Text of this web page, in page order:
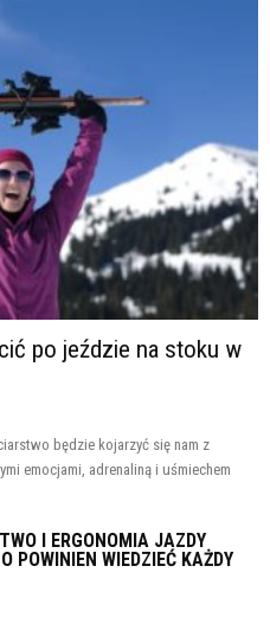
po jeździe na stoku w
będzie kojarzyć się nam z
emocjami, adrenaliną i uśmiechem
I ERGONOMIA JAZDY
POWINIEN WIEDZIEĆ KAŻDY